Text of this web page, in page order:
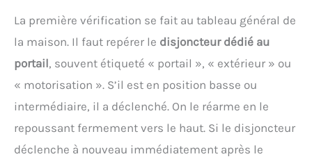
La première vérification se fait au tableau général de
la maison. Il faut repérer le disjoncteur dédié au
portail, souvent étiqueté « portail », « extérieur » ou
« motorisation ». S’il est en position basse ou
intermédiaire, il a déclenché. On le réarme en le
repoussant fermement vers le haut. Si le disjoncteur
déclenche à nouveau immédiatement après le